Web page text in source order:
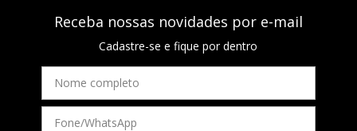
Receba nossas novidades por e-mail
Cadastre-se e fique por dentro